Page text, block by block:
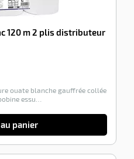
120 m 2 plis distributeur
ouate blanche gauffrée collée
essu…
panier